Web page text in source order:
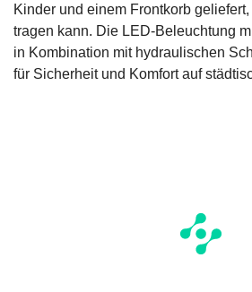
Kinder und einem Frontkorb
tragen kann. Die LED-Beleuchtung
in Kombination mit hydraulischen
für Sicherheit und Komfort auf